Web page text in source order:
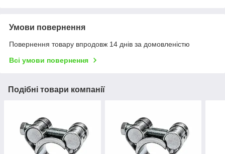
Умови повернення
Повернення товару впродовж 14 днів за домовленістю
Всі умови повернення
Подібні товари компанії